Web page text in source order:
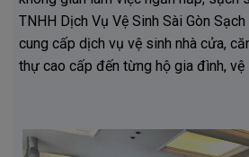
TNHH Dịch Vụ Vệ Sinh Sài Gòn
cung cấp dịch vụ vệ sinh nhà cửa,
thự cao cấp đến từng hộ gia đình, vệ